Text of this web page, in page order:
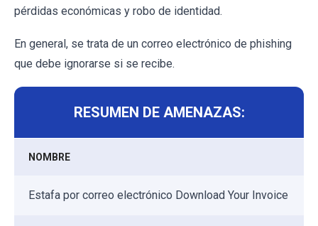
pérdidas económicas y robo de identidad.
En general, se trata de un correo electrónico de phishing
que debe ignorarse si se recibe.
RESUMEN DE AMENAZAS:
NOMBRE
Estafa por correo electrónico Download Your Invoice